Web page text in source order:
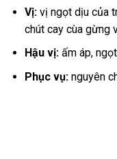
Vị: vị ngọt dịu của
chút cay cùa gừng
Hậu vị: ấm áp,
Phục vụ:nguyên